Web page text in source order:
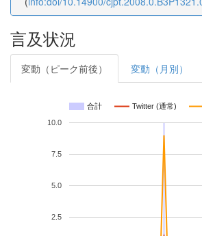
言及状況
変動（ピーク前後） 変動（月別）
合計 Twitter (通常)
2.5
5.0
7.5
10.0